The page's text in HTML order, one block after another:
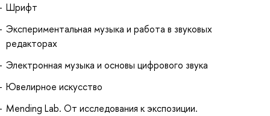
Шрифт
Экспериментальная музыка и работа в звуковых
редакторах
Электронная музыка и основы цифрового звука
Ювелирное искусство
Mending Lab. От исследования к экспозиции.